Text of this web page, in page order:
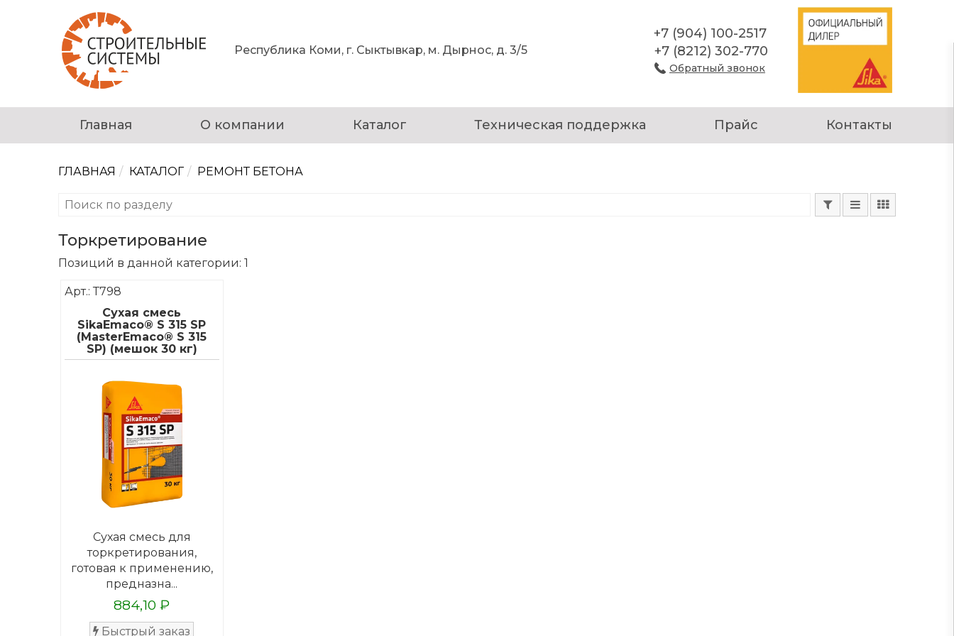
Республика Коми, г. Сыктывкар, м. Дырнос, д. 3/5
+7 (904) 100-2517
+7 (8212) 302-770
Обратный звонок
Главная О компании Каталог Техническая поддержка Прайс Контакты
ГЛАВНАЯ КАТАЛОГ РЕМОНТ БЕТОНА
Торкретирование
Позиций в данной категории: 1
Арт.: Т798
Сухая смесь
SikaEmaco® S 315 SP
(MasterEmaco® S 315
SP) (мешок 30 кг)
Сухая смесь для
торкретирования,
готовая к применению,
предназна...
884,10 ₽
Быстрый заказ